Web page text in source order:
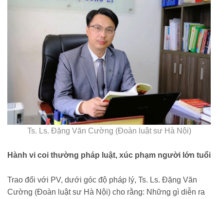
Ts. Ls. Đặng Văn Cường (Đoàn luật sư Hà Nội)
Hành vi coi thường pháp luật, xúc phạm người lớn tuổi
Trao đổi với PV, dưới góc độ pháp lý, Ts. Ls. Đặng Văn
Cường (Đoàn luật sư Hà Nội) cho rằng: Những gì diễn ra